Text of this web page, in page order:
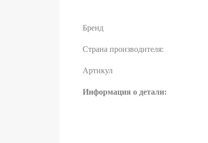
Бренд
Страна производителя:
Артикул
Информация о детали: